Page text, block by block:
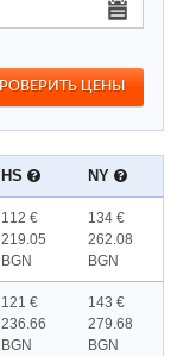
HS NY
112 €
219.05
BGN
134 €
262.08
BGN
121 €
236.66
BGN
143 €
279.68
BGN